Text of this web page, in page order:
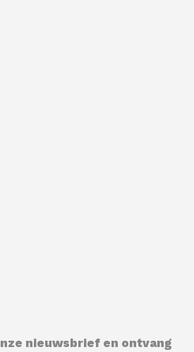
nieuwsbrief en ontvang